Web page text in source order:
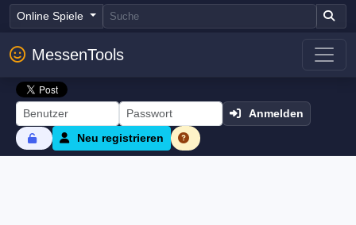
Online Spiele
MessenTools
Anmelden
Neu registrieren